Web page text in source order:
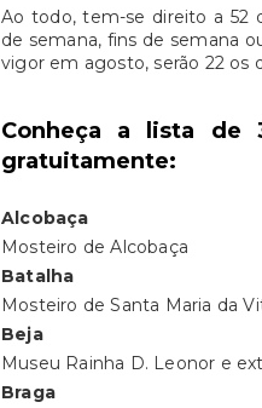
Ao todo, tem-se direito a 52
de semana, fins de semana
vigor em agosto, serão 22 os
Conheça a lista de
gratuitamente:
Alcobaça
Mosteiro de Alcobaça
Batalha
Mosteiro de Santa Maria da
Beja
Museu Rainha D. Leonor e
Braga